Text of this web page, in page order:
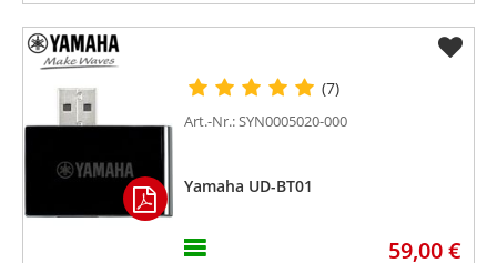
(7)
Art.-Nr.: SYN0005020-000
Yamaha UD-BT01
59,00 €